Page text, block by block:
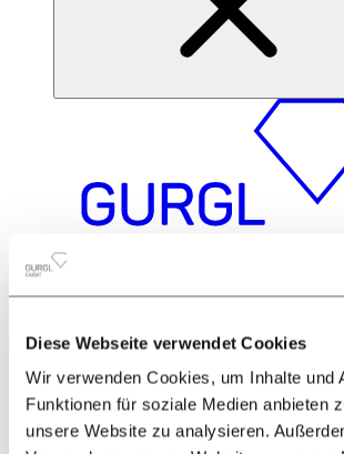
Diese Webseite verwendet Cookies
Wir verwenden Cookies, um Inhalte und
Funktionen für soziale Medien anbieten
unsere Website zu analysieren.